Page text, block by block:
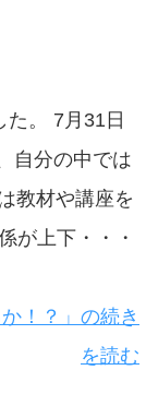
た。 7月31日
自分の中では
教材や講座を
が上下・・・
！？」の続き
を読む